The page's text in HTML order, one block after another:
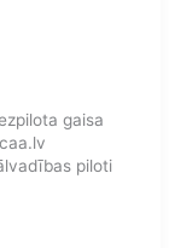
gaisa
piloti